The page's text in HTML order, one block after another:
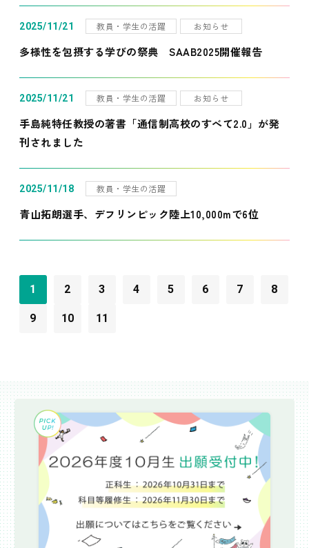
2025/11/21 教員・学生の活躍 お知らせ
多様性を包摂する学びの祭典 SAAB2025開催報告
2025/11/21 教員・学生の活躍 お知らせ
手島純特任教授の著書「通信制高校のすべて2.0」が発
刊されました
2025/11/18 教員・学生の活躍
青山拓朗選手、デフリンピック陸上10,000mで6位
1 2 3 4 5 6 7 8
9 10 11